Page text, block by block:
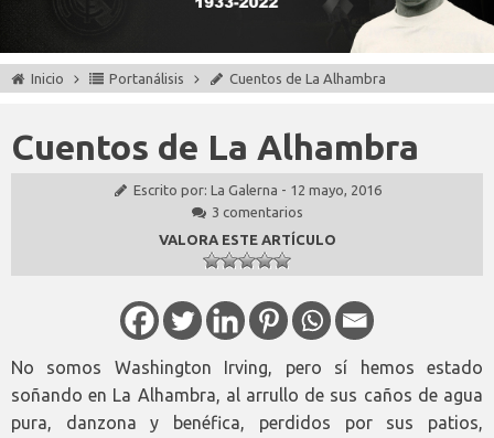
Inicio Portanálisis Cuentos de La Alhambra
Cuentos de La Alhambra
Escrito por: La Galerna - 12 mayo, 2016
3 comentarios
VALORA ESTE ARTÍCULO
No somos Washington Irving, pero sí hemos estado
soñando en La Alhambra, al arrullo de sus caños de agua
pura, danzona y benéfica, perdidos por sus patios,